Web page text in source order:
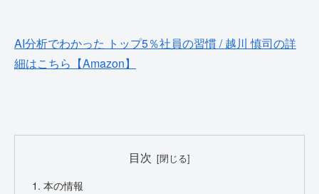
AI分析でわかった トップ5％社員の習慣 / 越川 慎司の詳
細はこちら【Amazon】
目次
本の情報